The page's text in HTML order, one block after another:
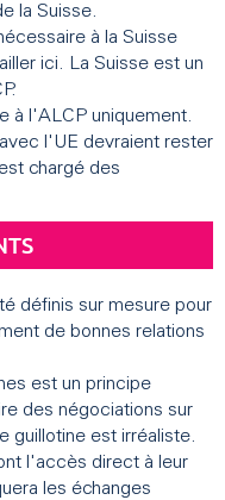
la Suisse.
à la Suisse
ici. La Suisse est un
à l'ALCP uniquement.
l'UE devraient rester
chargé des
définis sur mesure pour
de bonnes relations
est un principe
des négociations sur
guillotine est irréaliste.
l'accès direct à leur
les échanges